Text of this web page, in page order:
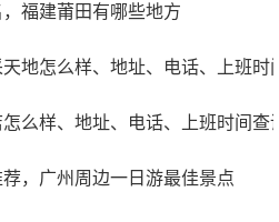
福建莆田有哪些地方
地怎么样、地址、电话、上班时
么样、地址、电话、上班时间查
，广州周边一日游最佳景点